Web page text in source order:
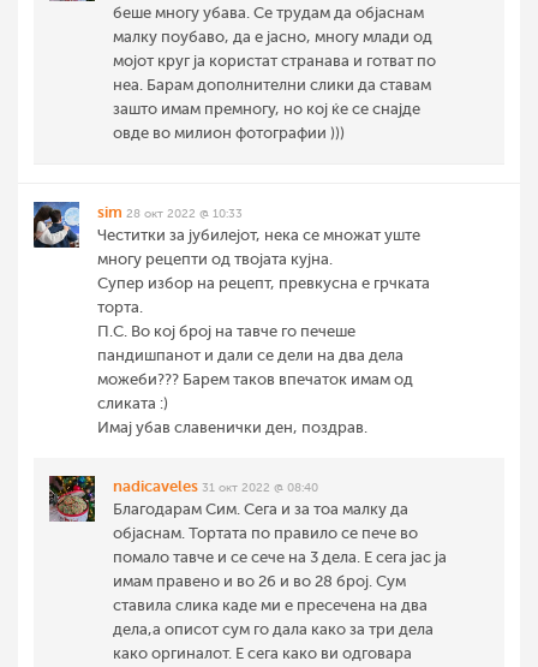
беше многу убава. Се трудам да објаснам
малку поубаво, да е јасно, многу млади од
мојот круг ја користат странава и готват по
неа. Барам дополнителни слики да ставам
зашто имам премногу, но кој ќе се снајде
овде во милион фотографии )))
sim 28 окт 2022 @ 10:33
Честитки за јубилејот, нека се множат уште
многу рецепти од твојата кујна.
Супер избор на рецепт, превкусна е грчката
торта.
П.С. Во кој број на тавче го печеше
пандишпанот и дали се дели на два дела
можеби??? Барем таков впечаток имам од
сликата :)
Имај убав славенички ден, поздрав.
nadicaveles 31 окт 2022 @ 08:40
Благодарам Сим. Сега и за тоа малку да
објаснам. Тортата по правило се пече во
помало тавче и се сече на 3 дела. Е сега јас ја
имам правено и во 26 и во 28 број. Сум
ставила слика каде ми е пресечена на два
дела,а описот сум го дала како за три дела
како оргиналот. Е сега како ви одговара